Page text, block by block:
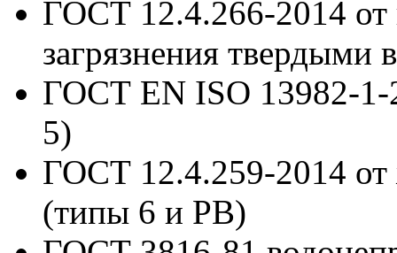
ГОСТ 12.4.266-2014 от
загрязнения твердыми
ГОСТ EN ISO 13982-1-
5)
ГОСТ 12.4.259-2014
(типы 6 и РВ)